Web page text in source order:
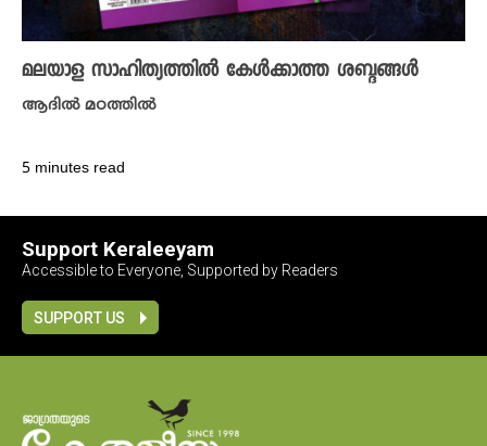
മലയാള സാഹിത്യത്തിൽ കേൾക്കാത്ത ശബ്ദങ്ങൾ
ആദിൽ മഠത്തിൽ
5 minutes read
Support Keraleeyam
Accessible to Everyone, Supported by Readers
SUPPORT US